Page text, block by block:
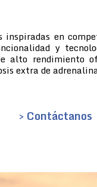
inspiradas en
y
alto rendimiento
extra de
> Contáctanos